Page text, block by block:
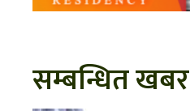
सम्बन्धित खबर